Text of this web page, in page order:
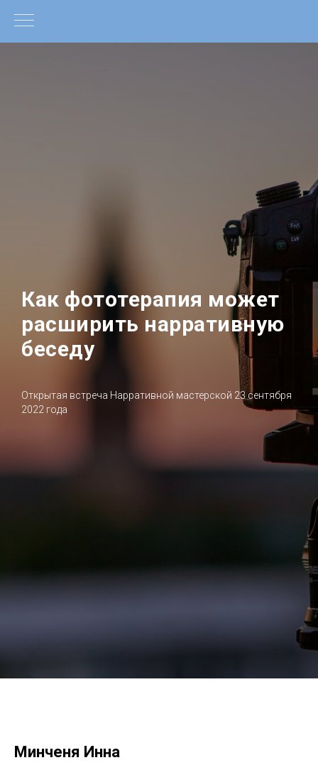
Как фототерапия может
расширить нарративную
беседу
Открытая встреча Нарративной мастерской 23 сентября
2022 года
Минченя Инна